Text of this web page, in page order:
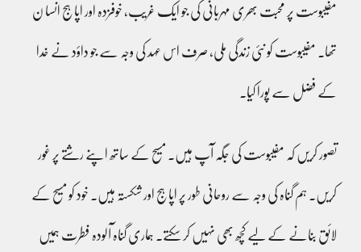
مفیبوست پر محبت بھری مہربانی کی جو ایک غریب، خوفزدہ اور اپاہج انسا ن
تھا۔ مفیبوست کو نئی زندگی ملی، صرف اس عہد کی وجہ سے جو داؤد نے خدا
کے فضل سے پورا کیا۔
تصور کریں کہ مفیبوست کی جگہ آپ ہیں۔ مسیح کے ساتھ اپنے رشتے پر غور
کریں۔ ہم گناہ کی وجہ سے روحانی طور پر اپاہج اور شکستہ ہیں۔ خود کو مسیح کے
لائق بنانے کے لیے کچھ بھی نہیں کر سکتے۔ ہماری گناہ آلودہ فطرت ہمیں